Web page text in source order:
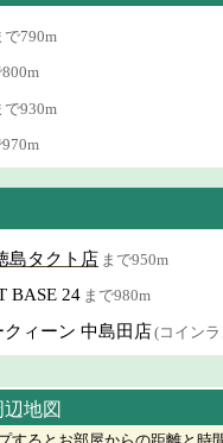
で790m
で930m
島タクト店 まで950m
BASE 24 まで980m
クィーン 中島田店(コイン
地図